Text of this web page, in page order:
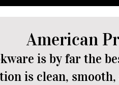
American
is by far the
is clean,